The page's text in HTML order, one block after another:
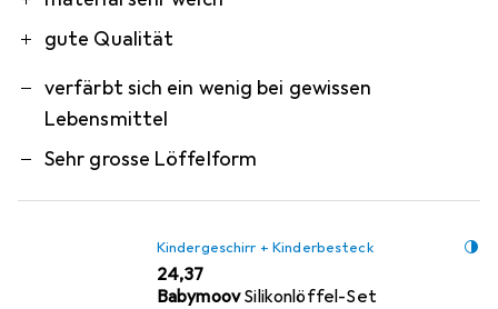
gute Qualität
verfärbt sich ein wenig bei gewissen
Lebensmittel
Sehr grosse Löffelform
Kindergeschirr + Kinderbesteck
EUR
24,37
BabymoovSilikonlöffel-Set